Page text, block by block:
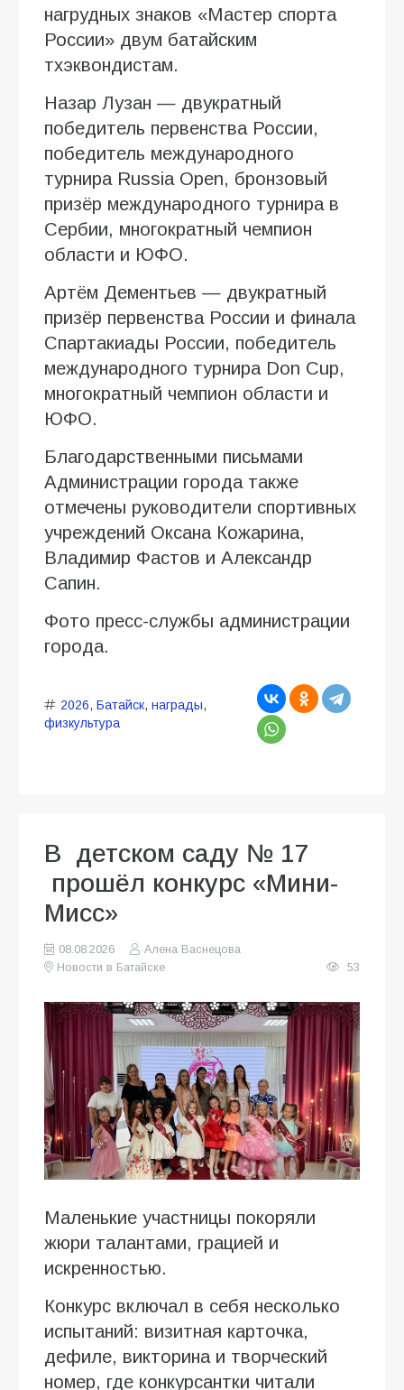
нагрудных знаков «Мастер спорта
России» двум батайским
тхэквондистам.
Назар Лузан — двукратный
победитель первенства России,
победитель международного
турнира Russia Open, бронзовый
призёр международного турнира в
Сербии, многократный чемпион
области и ЮФО.
Артём Дементьев — двукратный
призёр первенства России и финала
Спартакиады России, победитель
международного турнира Don Cup,
многократный чемпион области и
ЮФО.
Благодарственными письмами
Администрации города также
отмечены руководители спортивных
учреждений Оксана Кожарина,
Владимир Фастов и Александр
Сапин.
Фото пресс-службы администрации
города.
2026, Батайск, награды,
физкультура
В детском саду № 17
прошёл конкурс «Мини-
Мисс»
08.08.2026
Алена Васнецова
Новости в Батайске
53
Маленькие участницы покоряли
жюри талантами, грацией и
искренностью.
Конкурс включал в себя несколько
испытаний: визитная карточка,
дефиле, викторина и творческий
номер, где конкурсантки читали